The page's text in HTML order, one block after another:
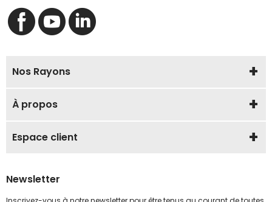
Nos Rayons
À propos
Espace client
Newsletter